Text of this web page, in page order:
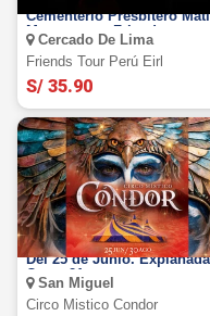
Cementerio Presbítero
Maestro con Friends tour
Perú
Cercado De Lima
Friends Tour Perú Eirl
S/ 35.90
Circo Místico Condor 2026:
Del 25 de Junio. Explanada
Costa 21
San Miguel
Circo Mistico Condor